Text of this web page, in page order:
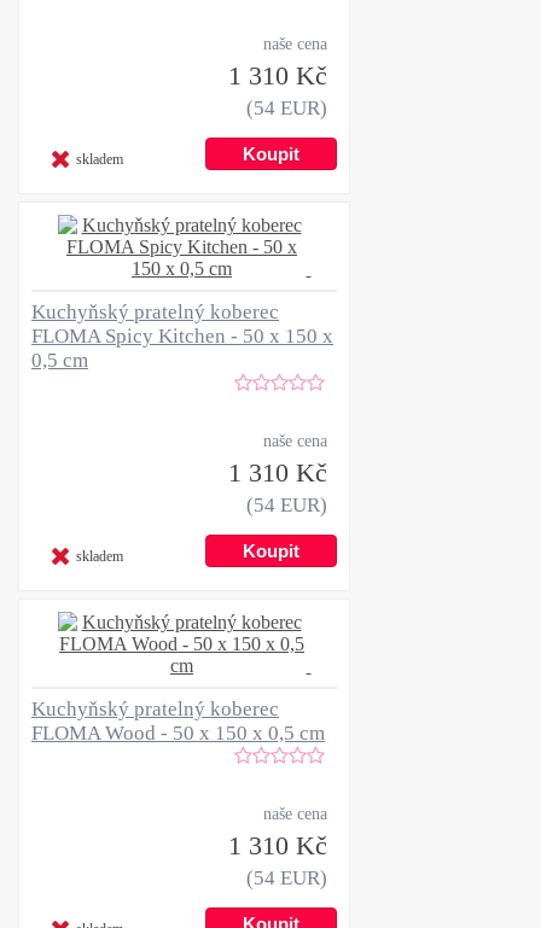
naše cena
1 310 Kč
(54 EUR)
skladem
Kuchyňský pratelný koberec
FLOMA Spicy Kitchen - 50 x 150 x
0,5 cm
naše cena
1 310 Kč
(54 EUR)
skladem
Kuchyňský pratelný koberec
FLOMA Wood - 50 x 150 x 0,5 cm
naše cena
1 310 Kč
(54 EUR)